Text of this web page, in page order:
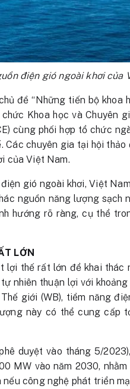
điện gió ngoài khơi của
đề “Những tiến bộ
chức Khoa học và Chuyên
cùng phối hợp tổ chức
Các chuyên gia tại hội
của Việt Nam.
gió ngoài khơi, Việt
nguồn năng lượng sạch
hướng rõ ràng, cụ thể
LỚN
lợi thế rất lớn để khai
nhiên thuận lợi với
giới (WB), tiềm năng
này có thể cung cấp
duyệt vào tháng 5/
MW vào năm 2030,
công nghệ phát triển